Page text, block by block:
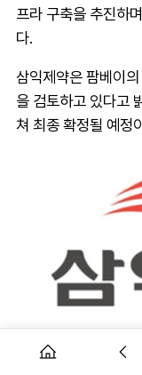
프라 구축을 추진하
다.
삼익제약은 팜베이
을 검토하고 있다고
쳐 최종 확정될 예정